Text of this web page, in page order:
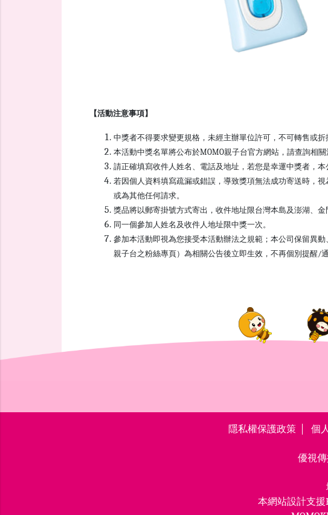
【活動注意事項】
中獎者不得要求變更規格，未經主辦單位許可，不可轉售或
本活動中獎名單將公布於MOMO親子台官方網站，請查詢相關
請正確填寫收件人姓名、電話及地址，若您是幸運中獎者，
若因個人資料填寫疏漏或錯誤，導致獎項無法成功寄送時，
或為其他任何請求。
獎品將以郵寄掛號方式寄出，收件地址限台灣本島及澎湖、金
同一個參加人姓名及收件人地址限中獎一次。
參加本活動即視為您接受本活動辦法之規範；本公司保留異
親子台之粉絲專頁）為相關公告後立即生效，不再個別提醒/
隱私權保護政策 個
優視
本網站設計支援